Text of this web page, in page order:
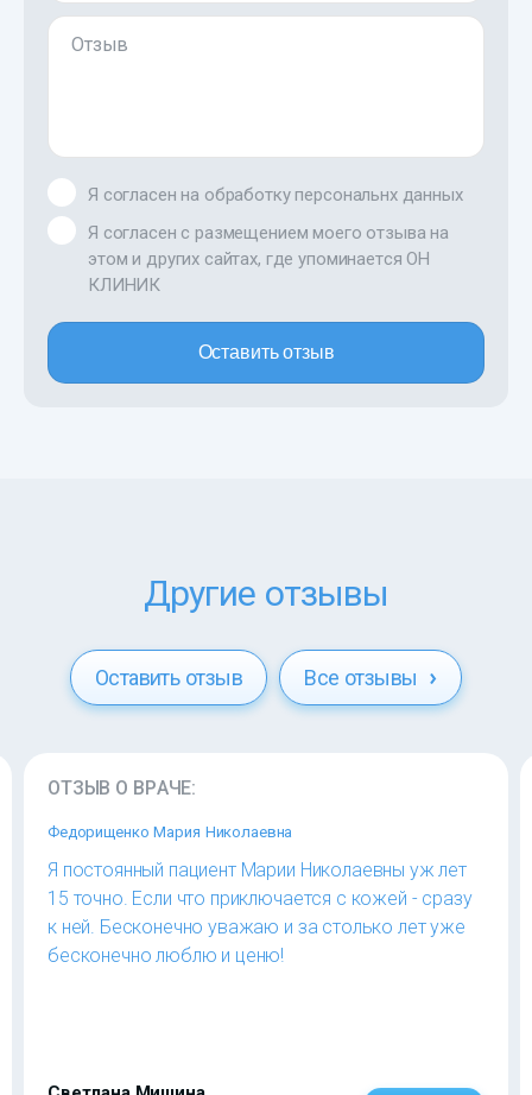
Отзыв
Я согласен на обработку персональнх данных
Я согласен с размещением моего отзыва на
этом и других сайтах, где упоминается ОН
КЛИНИК
Оставить отзыв
Другие отзывы
Оставить отзыв Все отзывы
ОТЗЫВ О ВРАЧЕ:
Федорищенко Мария Николаевна
Я постоянный пациент Марии Николаевны уж лет
15 точно. Если что приключается с кожей - сразу
к ней. Бесконечно уважаю и за столько лет уже
бесконечно люблю и ценю!